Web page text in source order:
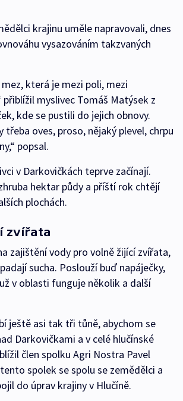
krajinu uměle napravovali, dnes
vysazováním takzvaných
která je mezi poli, mezi
myslivec Tomáš Matýsek z
kde se pustili do jejich obnovy.
třeba oves, proso, nějaký plevel, chrpu
popsal.
v Darkovičkách teprve začínají.
hektar půdy a příští rok chtějí
plochách.
zvířata
zajištění vody pro volně žijící zvířata,
sucha. Poslouží buď napáječky,
v oblasti funguje několik a další
ještě asi tak tři tůně, abychom se
Darkovičkami a v celé hlučínské
člen spolku Agri Nostra Pavel
spolek se spolu se zemědělci a
do úprav krajiny v Hlučíně.